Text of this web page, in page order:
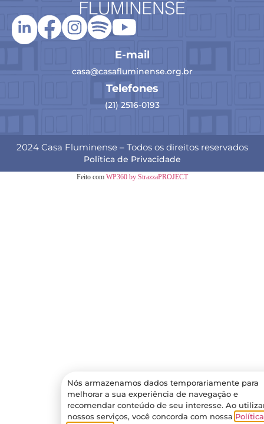
E-mail
casa@casafluminense.org.br
Telefones
(21) 2516-0193
2024 Casa Fluminense – Todos os direitos reservados
Política de Privacidade
Feito com WP360 by StrazzaPROJECT
Nós armazenamos dados temporariamente para
melhorar a sua experiência de navegação e
recomendar conteúdo de seu interesse. Ao
nossos serviços, você concorda com nossa